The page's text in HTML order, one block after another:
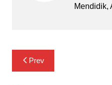
Mendidik,
Navigasi
pos
Prev